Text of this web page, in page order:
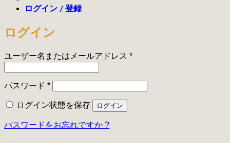
ログイン / 登録
ログイン
ユーザー名またはメールアドレス *必
パスワード *必
ログイン状態を保存
ログイン
パスワードをお忘れですか ?